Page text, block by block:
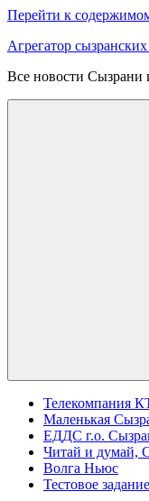
Перейти к
Агрегатор
Все новости Сызрани
Телекомпания
Маленькая
ЕДДС г.о.
Читай и думай,
Волга Ньюс
Тестовое